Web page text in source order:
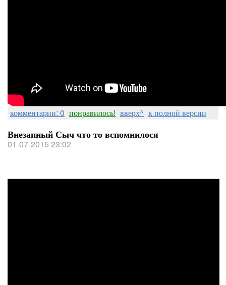
комментарии: 0 понравилось! вверх^ к полной версии
Внезапный Сыч что то вспомнилося
01-07-2015 23:02